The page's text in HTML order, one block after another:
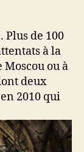
de 100
à la
ou à
deux
2010 qui